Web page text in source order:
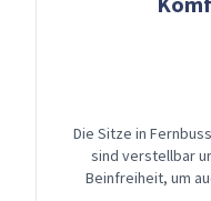
Die Sitze in
sind verstellbar
Beinfreiheit, um